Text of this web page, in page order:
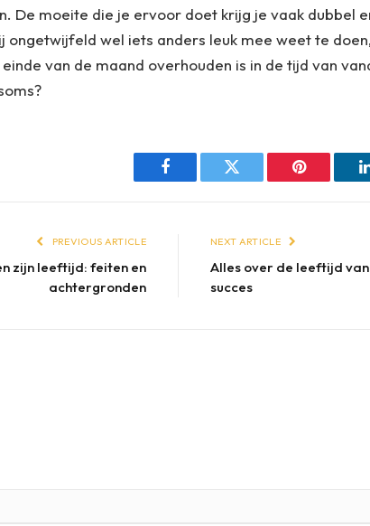
De moeite die je ervoor doet krijg je vaak dubbel
ongetwijfeld wel iets anders leuk mee weet te
van de maand overhouden is in de tijd van
Facebook Twitter Pinterest
PREVIOUS ARTICLE
zijn leeftijd: feiten en
achtergronden
NEXT ARTICLE
Alles over de leeftijd
succes